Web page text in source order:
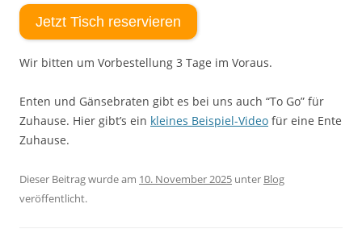
Jetzt Tisch reservieren
Wir bitten um Vorbestellung 3 Tage im Voraus.
Enten und Gänsebraten gibt es bei uns auch “To Go” für
Zuhause. Hier gibt’s ein kleines Beispiel-Video für eine Ente
Zuhause.
Dieser Beitrag wurde am 10. November 2025 unter Blog
veröffentlicht.